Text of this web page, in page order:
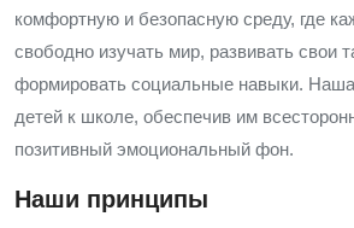
комфортную и безопасную среду, где
свободно изучать мир, развивать свои
формировать социальные навыки. Наша
детей к школе, обеспечив им
позитивный эмоциональный фон.
Наши принципы